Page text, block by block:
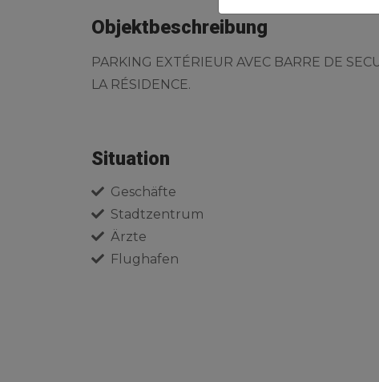
Objektbeschreibung
PARKING EXTÉRIEUR AVEC BARRE DE
LA RÉSIDENCE.
Situation
Geschäfte
Stadtzentrum
Ärzte
Flughafen